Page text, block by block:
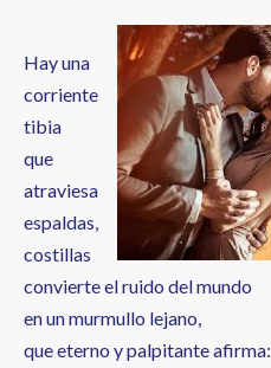
Hay una
corriente
tibia
que
atraviesa
espaldas,
costillas
convierte el ruido del mundo
en un murmullo lejano,
que eterno y palpitante afirma: